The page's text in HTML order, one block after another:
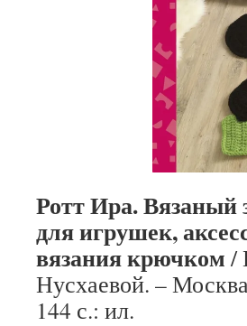
Ротт Ира. Вязаный
для игрушек,
вязания крючком /
Нусхаевой. –
144 с.: ил.